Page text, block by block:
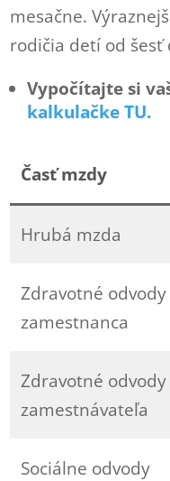
mesačne.
rodičia detí od šesť
Vypočítajte si
kalkulačke TU.
Časť mzdy
Hrubá mzda
Zdravotné odvody
zamestnanca
Zdravotné odvody
zamestnávateľa
Sociálne odvody